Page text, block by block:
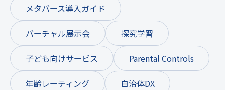
メタバース導入ガイド
バーチャル展示会 探究学習
子ども向けサービス Parental Controls
年齢レーティング 自治体DX